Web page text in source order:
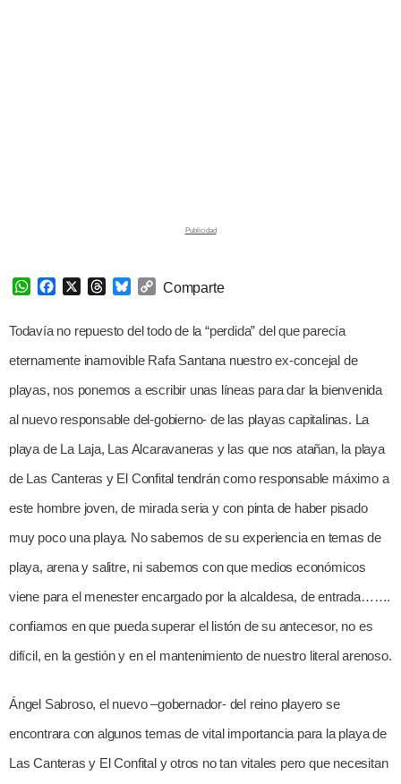
W
t
s
p
e
b
o
e
a
s
e
s
y
C
y
L
n
Comparte
Todavía no repuesto del todo de la “perdida” del que parecía
eternamente inamovible Rafa Santana nuestro ex-concejal de
playas, nos ponemos a escribir unas líneas para dar la bienvenida
al nuevo responsable del-gobierno- de las playas capitalinas. La
playa de La Laja, Las Alcaravaneras y las que nos atañan, la playa
de Las Canteras y El Confital tendrán como responsable máximo a
este hombre joven, de mirada seria y con pinta de haber pisado
muy poco una playa. No sabemos de su experiencia en temas de
playa, arena y salitre, ni sabemos con que medios económicos
viene para el menester encargado por la alcaldesa, de entrada…….
confiamos en que pueda superar el listón de su antecesor, no es
difícil, en la gestión y en el mantenimiento de nuestro literal arenoso.
Ángel Sabroso, el nuevo –gobernador- del reino playero se
encontrara con algunos temas de vital importancia para la playa de
Las Canteras y El Confital y otros no tan vitales pero que necesitan